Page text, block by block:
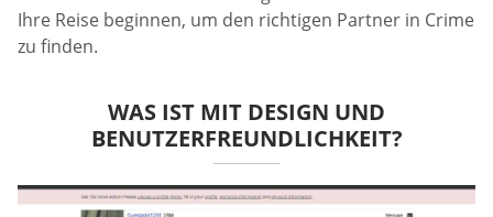
Ihre Reise beginnen, um den richtigen Partner in Crime
zu finden.
WAS IST MIT DESIGN UND
BENUTZERFREUNDLICHKEIT?